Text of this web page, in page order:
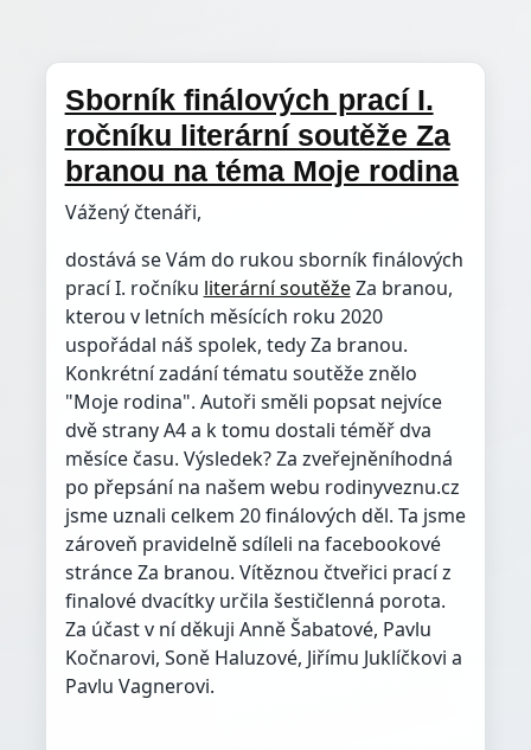
Sborník finálových prací I.
ročníku literární soutěže Za
branou na téma Moje rodina
Vážený čtenáři,
dostává se Vám do rukou sborník finálových
prací I. ročníku literární soutěžeZa branou,
kterou v letních měsících roku 2020
uspořádal náš spolek, tedy Za branou.
Konkrétní zadání tématu soutěže znělo
"Moje rodina". Autoři směli popsat nejvíce
dvě strany A4 a k tomu dostali téměř dva
měsíce času. Výsledek? Za zveřejněníhodná
po přepsání na našem webu rodinyveznu.cz
jsme uznali celkem 20 finálových děl. Ta jsme
zároveň pravidelně sdíleli na facebookové
stránce Za branou. Vítěznou čtveřici prací z
finalové dvacítky určila šestičlenná porota.
Za účast v ní děkuji Anně Šabatové, Pavlu
Kočnarovi, Soně Haluzové, Jiřímu Juklíčkovi a
Pavlu Vagnerovi.